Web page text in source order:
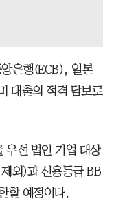
은행(ECB), 일본
대출의 적격 담보로
우선 법인 기업 대상
외)과 신용등급 BB
할 예정이다.